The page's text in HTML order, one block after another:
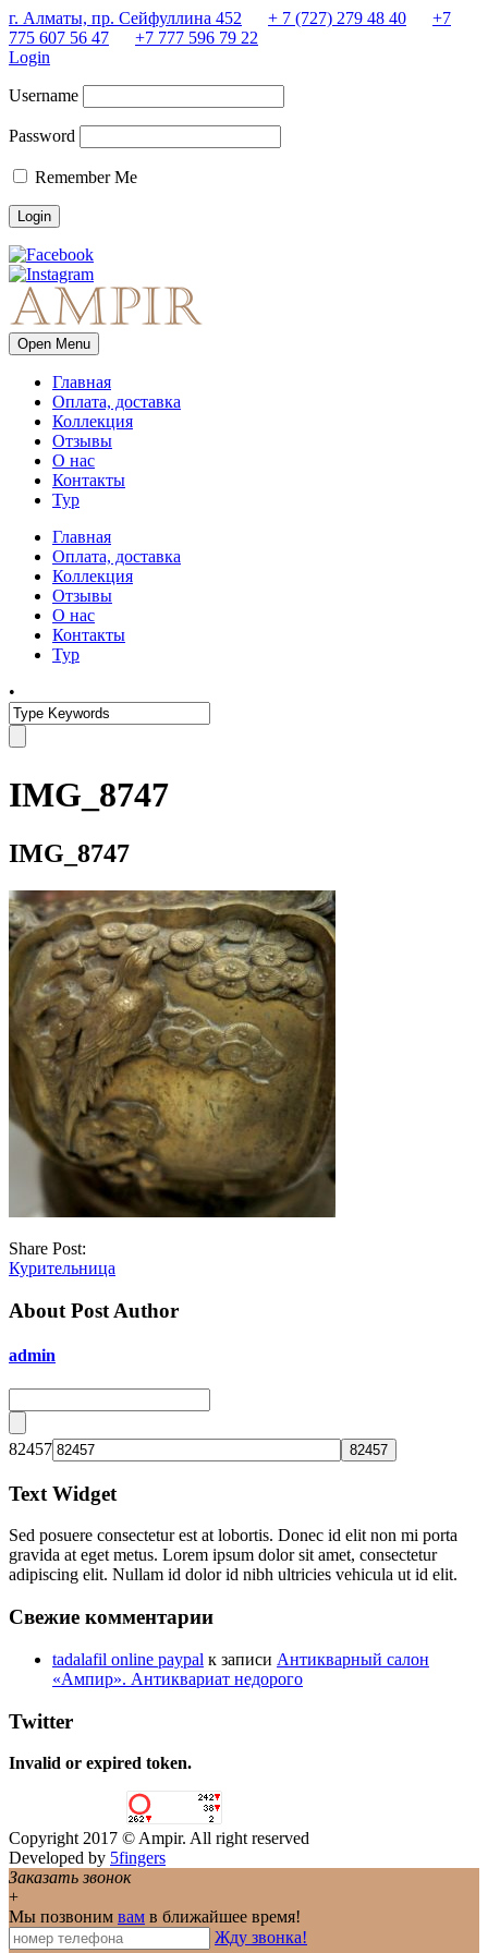
г. Алматы, пр. Сейфуллина 452 + 7 (727) 279 48 40
+7
775 607 56 47
+7 777 596 79 22
Login
Username
Password
Remember Me
Open Menu
Главная
Оплата, доставка
Коллекция
Отзывы
О нас
Контакты
Тур
Главная
Оплата, доставка
Коллекция
Отзывы
О нас
Контакты
Тур
•
IMG_8747
IMG_8747
Share Post:
Курительница
About Post Author
admin
82457
Text Widget
Sed posuere consectetur est at lobortis. Donec id elit non mi porta
gravida at eget metus. Lorem ipsum dolor sit amet, consectetur
adipiscing elit. Nullam id dolor id nibh ultricies vehicula ut id elit.
Свежие комментарии
tadalafil online paypal к записи Антикварный салон
«Ампир». Антиквариат недорого
Twitter
Invalid or expired token.
Copyright 2017 © Ampir. All right reserved
Developed by 5fingers
Заказать звонок
+
Мы позвоним вам в ближайшее время!
Жду звонка!